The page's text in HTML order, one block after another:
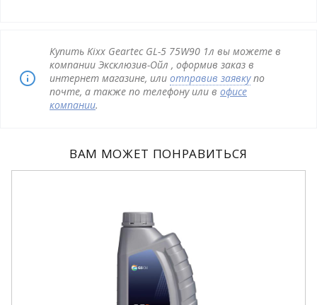
Купить Kixx Geartec GL-5 75W90 1л вы можете в
компании Эксклюзив-Ойл , оформив заказ в
интернет магазине, или отправив заявкупо
почте, а также по телефону или в офисе
компании.
ВАМ МОЖЕТ ПОНРАВИТЬСЯ